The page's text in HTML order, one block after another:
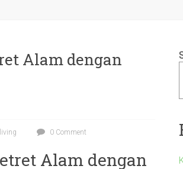
Alam dengan
0 Comment
Alam dengan